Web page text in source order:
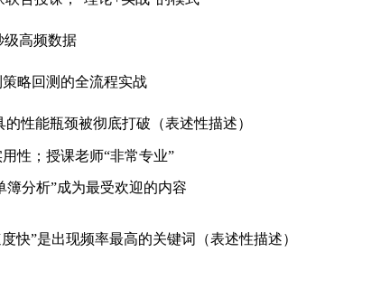
级高频数据
略回测的全流程实战
性能瓶颈被彻底打破（表述性描述）
性；授课老师“非常专业”
簿分析”成为最受欢迎的内容
快”是出现频率最高的关键词（表述性描述）